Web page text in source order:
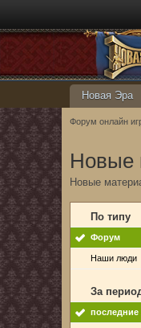
Новая Эра
Форум онлайн
Новые
Новые
По типу
Форум
Наши люди
За
последние